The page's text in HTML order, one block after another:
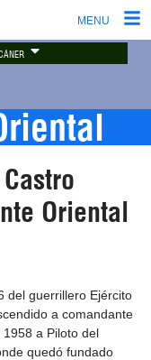
MENU
Oriental
del guerrillero Ejército
a comandante
a Piloto del
quedó fundado